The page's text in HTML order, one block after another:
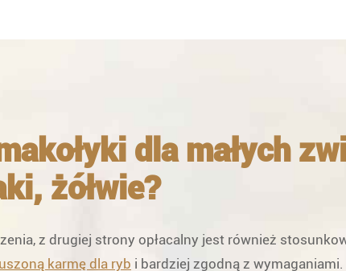
dla małych
żółwie?
z drugiej strony opłacalny jest również
karmę dla ryb i bardziej zgodną z